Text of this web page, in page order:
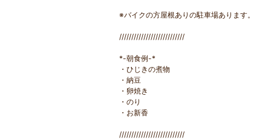
※バイクの方屋根ありの駐車場あります。
///////////////////////////
*-朝食例-*
・ひじきの煮物
・納豆
・卵焼き
・のり
・お新香
///////////////////////////